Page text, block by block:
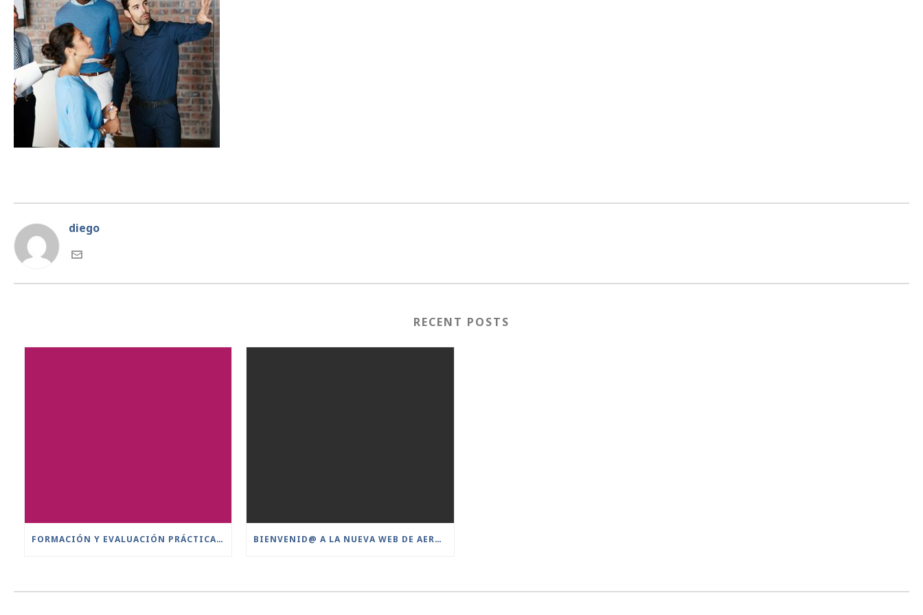
diego
RECENT POSTS
FORMACIÓN Y EVALUACIÓN PRÁCTICA DE PILOTOS A DISTANCIA ESCENARIOS ESTÁNDAR BIENVENID@ A LA NUEVA WEB DE AEROTABLADA